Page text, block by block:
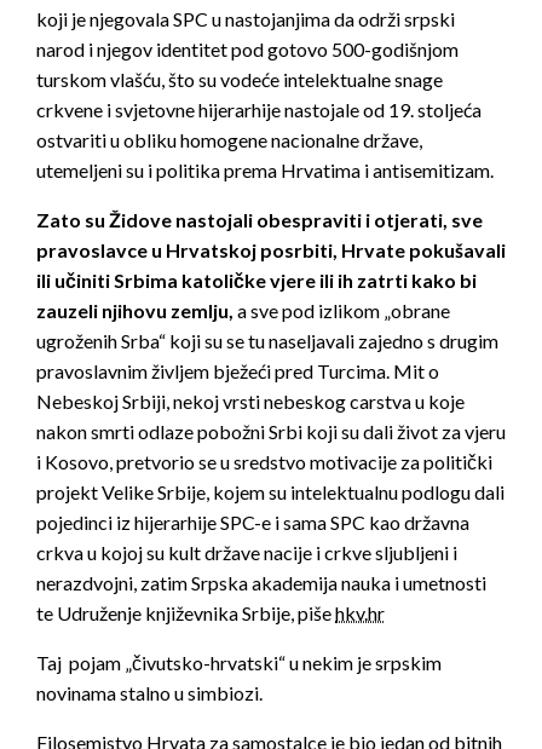
koji je njegovala SPC u nastojanjima da održi srpski
narod i njegov identitet pod gotovo 500-godišnjom
turskom vlašću, što su vodeće intelektualne snage
crkvene i svjetovne hijerarhije nastojale od 19. stoljeća
ostvariti u obliku homogene nacionalne države,
utemeljeni su i po­litika prema Hrvatima i antisemitizam.
Zato su Židove nastojali obespraviti i otjerati, sve
pravoslavce u Hrvatskoj posrbiti, Hrvate pokušavali
ili učiniti Srbima katoličke vjere ili ih zatrti kako bi
zauzeli njihovu zemlju, a sve pod izlikom „obrane
ugroženih Srba“ koji su se tu naseljavali zajedno s drugim
pravoslavnim življem bježeći pred Turcima. Mit o
Nebeskoj Srbiji, nekoj vr­sti nebeskog carstva u koje
nakon smrti odlaze pobožni Srbi koji su dali život za vjeru
i Kosovo, pretvorio se u sredstvo motivacije za politički
projekt Veli­ke Srbije, kojem su intelektualnu podlogu dali
pojedinci iz hijerarhije SPC-e i sama SPC kao državna
crkva u kojoj su kult države nacije i crkve sljubljeni i
nerazdvojni, zatim Srpska akademija nauka i umetnosti
te Udruženje knji­ževnika Srbije, pišehkv.hr
Taj pojam „čivutsko-hrvatski“ u nekim je srpskim
novinama stalno u simbiozi.
Filosemistvo Hrvata za samostalce je bio jedan od bitnih